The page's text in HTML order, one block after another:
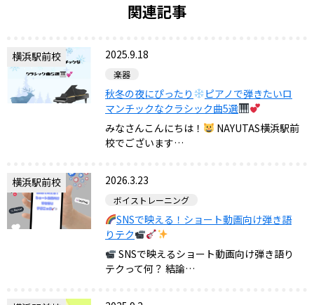
関連記事
横浜駅前校 2025.9.18
楽器
秋冬の夜にぴったり
ピアノで弾きたいロ
マンチックなクラシック曲5選
みなさんこんにちは！
NAYUTAS横浜駅前
校でございます…
横浜駅前校 2026.3.23
ボイストレーニング
SNSで映える！ショート動画向け弾き語
りテク
SNSで映えるショート動画向け弾き語り
テクって何？ 結論…